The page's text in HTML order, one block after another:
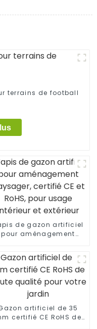
terrains de football
de gazon artificiel
pour aménagement
intérieur et extérieur
artificiel de 35
certifié CE RoHS de